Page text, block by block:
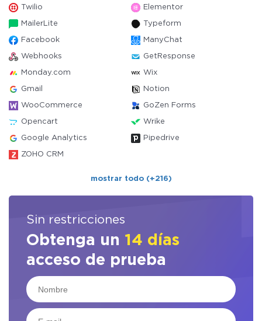
Twilio Elementor
MailerLite Typeform
Facebook ManyChat
Webhooks GetResponse
Monday.com Wix
Gmail Notion
WooCommerce GoZen Forms
Opencart Wrike
Google Analytics Pipedrive
ZOHO CRM
mostrar todo (+216)
Sin restricciones
Obtenga un 14 días
acceso de prueba